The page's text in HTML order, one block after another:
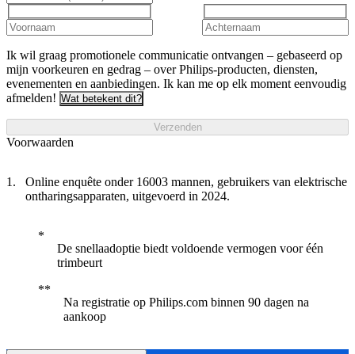
Ik wil graag promotionele communicatie ontvangen – gebaseerd op
mijn voorkeuren en gedrag – over Philips-producten, diensten,
evenementen en aanbiedingen. Ik kan me op elk moment eenvoudig
afmelden! Wat betekent dit?
Verzenden
Voorwaarden
Online enquête onder 16003 mannen, gebruikers van elektrische
ontharingsapparaten, uitgevoerd in 2024.
De snellaadoptie biedt voldoende vermogen voor één
trimbeurt
Na registratie op Philips.com binnen 90 dagen na
aankoop